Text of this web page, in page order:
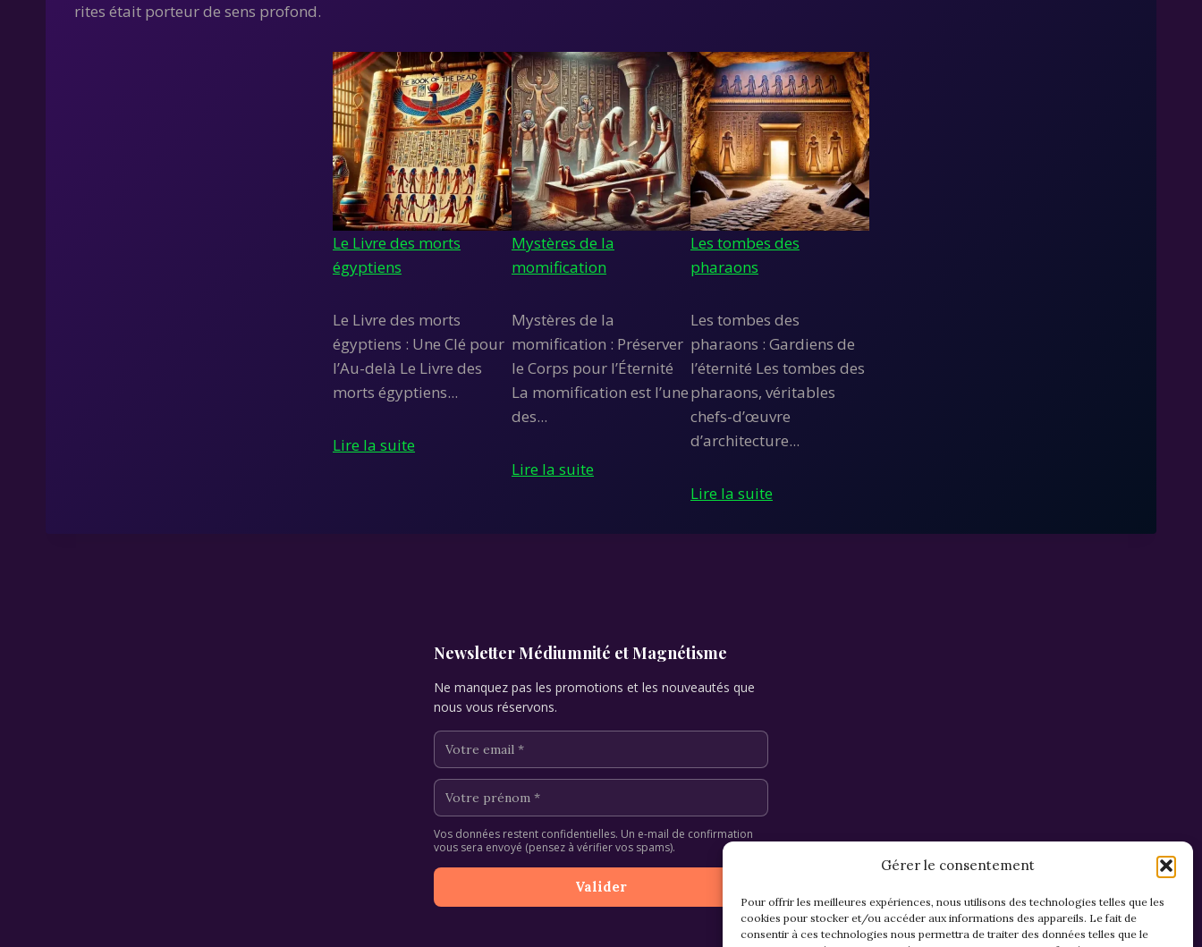
Gérer le consentement
Pour offrir les meilleures expériences, nous utilisons des technologies telles que les
cookies pour stocker et/ou accéder aux informations des appareils. Le fait de
consentir à ces technologies nous permettra de traiter des données telles que le
rites était porteur de sens profond.
Le Livre des morts
égyptiens
Le Livre des morts
égyptiens : Une Clé pour
l’Au-delà Le Livre des
morts égyptiens...
Lire la suite
Mystères de la
momification
Mystères de la
momification : Préserver
le Corps pour l’Éternité
La momification est l’une
des...
Lire la suite
Les tombes des
pharaons
Les tombes des
pharaons : Gardiens de
l’éternité Les tombes des
pharaons, véritables
chefs-d’œuvre
d’architecture...
Lire la suite
Newsletter Médiumnité et Magnétisme
Ne manquez pas les promotions et les nouveautés que
nous vous réservons.
Vos données restent confidentielles. Un e-mail de confirmation
vous sera envoyé (pensez à vérifier vos spams).